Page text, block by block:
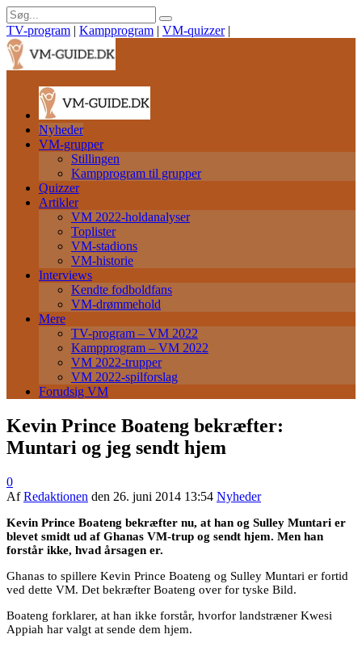
TV-program | Kampprogram | VM-quizzer |
Nyheder
VM-grupper
Stillingen
Kampprogram til grupper
Quizzer
Artikler
VM 2022-holdanalyser
Toplister
VM-stadions
VM-historie
Interviews
Kendte fodboldfans
VM-drømmehold
Mere
TV-program – VM 2022
Kampprogram – VM 2022
VM 2022-trupper
VM 2022-spilforslag
Forudsig VM
Kevin Prince Boateng bekræfter:
Muntari og jeg sendt hjem
0
AfRedaktionen den 26. juni 2014 13:54 Nyheder
Kevin Prince Boateng bekræfter nu, at han og Sulley Muntari er
blevet smidt ud af Ghanas VM-trup og sendt hjem. Men han
forstår ikke, hvad årsagen er.
Ghanas to spillere Kevin Prince Boateng og Sulley Muntari er fortid
ved dette VM. Det bekræfter Boateng over for tyske Bild.
Boateng forklarer, at han ikke forstår, hvorfor landstræner Kwesi
Appiah har valgt at sende dem hjem.